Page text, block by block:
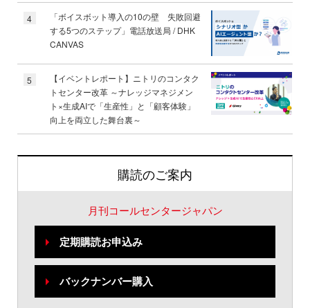
4
「ボイスボット導入の10の壁 失敗回避
する5つのステップ」電話放送局 / DHK
CANVAS
5
【イベントレポート】ニトリのコンタク
トセンター改革 ～ナレッジマネジメン
ト×生成AIで「生産性」と「顧客体験」
向上を両立した舞台裏～
購読のご案内
月刊コールセンタージャパン
定期購読お申込み
バックナンバー購入